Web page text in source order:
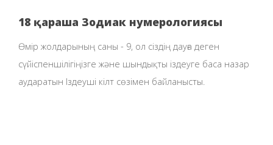
18 қараша Зодиак нумерологиясы
Өмір жолдарының саны - 9, ол сіздің дауға деген
сүйіспеншілігіңізге және шындықты іздеуге баса назар
аударатын Іздеуші кілт сөзімен байланысты.